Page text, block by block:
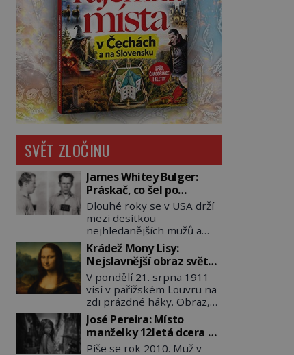
SVĚT ZLOČINU
James Whitey Bulger:
Práskač, co šel po
práskačích
Dlouhé roky se v USA drží
mezi desítkou
nejhledanějších mužů a
dopracuje to až na číslo
dvě – hned po Usámovi bin
Ládinovi (1957–2011). To je
James „Whitey“ Bulger
(1929–2018) viněný ze
spoluúčasti na 19
vraždách, vydírání a lichvy.
A samozřejmě, krom toho
je ještě drogový dealer,
Krádež Mony Lisy:
Nejslavnější obraz světa
zůstane dva roky
nezvěstný
V pondělí 21. srpna 1911
visí v pařížském Louvru na
zdi prázdné háky. Obraz,
který dnes zná celý svět, je
pryč. Zpočátku si nikdo
nemyslí, že jde o krádež.
Zaměstnanci jsou
José Pereira: Místo
manželky 12letá dcera –
a sousedi o všem vědí!
Píše se rok 2010. Muž v